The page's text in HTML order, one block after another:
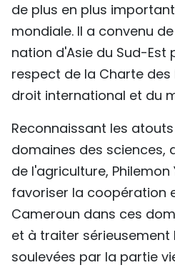
de plus en plus
mondiale. Il a convenu
nation d'Asie du Sud-
respect de la Charte des
droit international et du
Reconnaissant les
domaines des sciences,
de l'agriculture,
favoriser la coopération
Cameroun dans ces
et à traiter sérieusement
soulevées par la partie